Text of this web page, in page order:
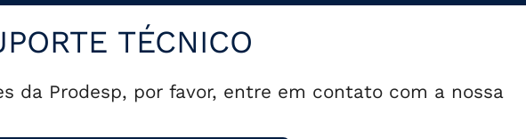
TÉCNICO
da Prodesp, por favor, entre em contato com a nossa